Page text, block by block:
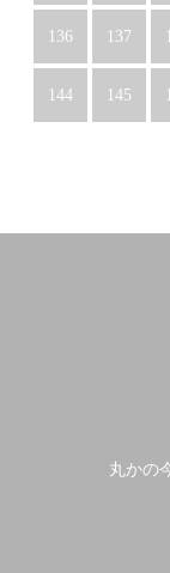
136 137
144 145
丸かの